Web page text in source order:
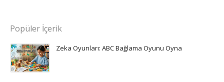
Popüler İçerik
Zeka Oyunları: ABC Bağlama Oyunu Oyna